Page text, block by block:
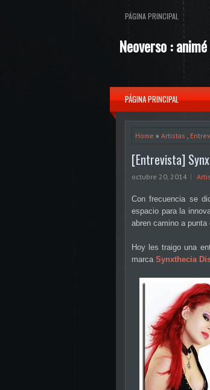
PÁGINA PRINCIPAL
Neoverso :
PÁGINA PRINCIPAL
Home » Artistas ,
[Entrevista]
octubre 20, 2014
Con frecuencia se
espacio para la
abren camino a
Hoy les traigo una
marca Synxthecia